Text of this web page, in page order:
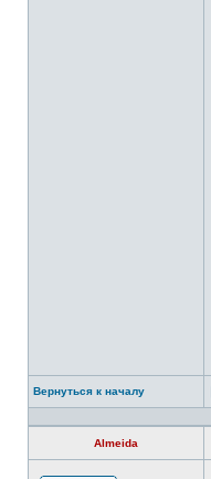
Вернуться к началу
Almeida